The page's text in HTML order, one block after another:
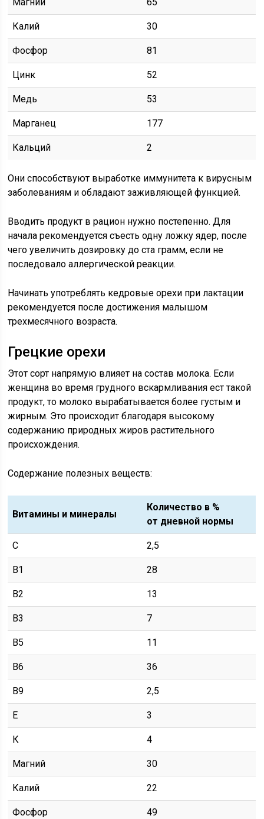
Калий 30
Фосфор 81
Цинк 52
Медь 53
Марганец 177
Кальций 2
Они способствуют выработке иммунитета к вирусным
заболеваниям и обладают заживляющей функцией.
Вводить продукт в рацион нужно постепенно. Для
начала рекомендуется съесть одну ложку ядер, после
чего увеличить дозировку до ста грамм, если не
последовало аллергической реакции.
Начинать употреблять кедровые орехи при лактации
рекомендуется после достижения малышом
трехмесячного возраста.
Грецкие орехи
Этот сорт напрямую влияет на состав молока. Если
женщина во время грудного вскармливания ест такой
продукт, то молоко вырабатывается более густым и
жирным. Это происходит благодаря высокому
содержанию природных жиров растительного
происхождения.
Содержание полезных веществ:
Витамины и минералы
Количество в %
от дневной нормы
С 2,5
В1 28
В2 13
В3 7
В5 11
В6 36
В9 2,5
Е 3
К 4
Магний 30
Калий 22
Фосфор 49